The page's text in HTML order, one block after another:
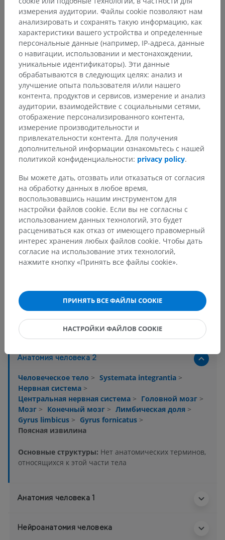
Анатомическая иерархия
Анатомия человека 2
Человеческое тело > Systemata integrantia >
Нервная система >
Центральная нервная система > Головной мозг >
Мозг > Конечный мозг > Лимбическая доля >
Gyrus limbicus > Gyrus fornicatus >
Поясная извилина
Основные структуры: Нет анатомических терминов,
относящихся к этой части тела
Анатомия человека 1
Нейроанатомия человека
измерения аудитории. Файлы cookie позволяют нам
анализировать и сохранять такую информацию, как
характеристики вашего устройства и определенные
персональные данные (например, IP-адреса, данные
о навигации, использовании и местонахождении,
уникальные идентификаторы). Эти данные
обрабатываются в следующих целях: анализ и
улучшение опыта пользователя и/или нашего
контента, продуктов и сервисов, измерение и анализ
аудитории, взаимодействие с социальными сетями,
отображение персонализированного контента,
измерение производительности и
привлекательности контента. Для получения
дополнительной информации ознакомьтесь с нашей
политикой конфиденциальности: privacy policy.
Вы можете дать, отозвать или отказаться от согласия
на обработку данных в любое время,
воспользовавшись нашим инструментом для
настройки файлов cookie. Если вы не согласны с
использованием данных технологий, это будет
расцениваться как отказ от имеющего правомерный
интерес хранения любых файлов cookie. Чтобы дать
согласие на использование этих технологий,
нажмите кнопку «Принять все файлы cookie».
ПРИНЯТЬ ВСЕ ФАЙЛЫ COOKIE
НАСТРОЙКИ ФАЙЛОВ COOKIE